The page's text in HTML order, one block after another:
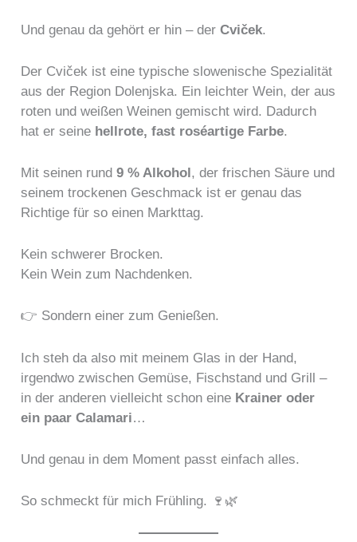
Und genau da gehört er hin – derCviček.
Der Cviček ist eine typische slowenische Spezialität
aus der Region Dolenjska. Ein leichter Wein, der aus
roten und weißen Weinen gemischt wird. Dadurch
hat er seine hellrote, fast roséartige Farbe.
Mit seinen rund9 % Alkohol, der frischen Säure und
seinem trockenen Geschmack ist er genau das
Richtige für so einen Markttag.
Kein schwerer Brocken.
Kein Wein zum Nachdenken.
👉 Sondern einer zum Genießen.
Ich steh da also mit meinem Glas in der Hand,
irgendwo zwischen Gemüse, Fischstand und Grill –
in der anderen vielleicht schon eine Krainer oder
ein paar Calamari…
Und genau in dem Moment passt einfach alles.
So schmeckt für mich Frühling. 🍷🌿